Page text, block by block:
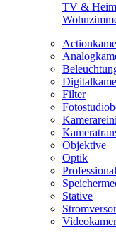
TV &
Filter
Objektive
Optik
Professional
Stative